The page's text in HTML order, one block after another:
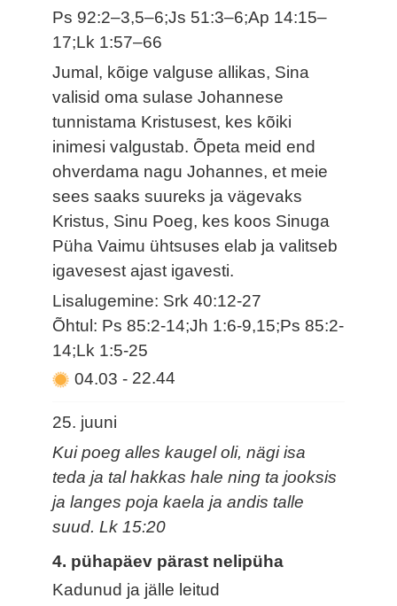
Ps 92:2–3,5–6;Js 51:3–6;Ap 14:15–
17;Lk 1:57–66
Jumal, kõige valguse allikas, Sina
valisid oma sulase Johannese
tunnistama Kristusest, kes kõiki
inimesi valgustab. Õpeta meid end
ohverdama nagu Johannes, et meie
sees saaks suureks ja vägevaks
Kristus, Sinu Poeg, kes koos Sinuga
Püha Vaimu ühtsuses elab ja valitseb
igavesest ajast igavesti.
Lisalugemine: Srk 40:12-27
Õhtul: Ps 85:2-14;Jh 1:6-9,15;Ps 85:2-
14;Lk 1:5-25
04.03- 22.44
25. juuni
Kui poeg alles kaugel oli, nägi isa
teda ja tal hakkas hale ning ta jooksis
ja langes poja kaela ja andis talle
suud. Lk 15:20
4. pühapäev pärast nelipüha
Kadunud ja jälle leitud